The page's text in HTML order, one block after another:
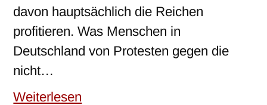
davon hauptsächlich die Reichen
profitieren. Was Menschen in
Deutschland von Protesten gegen die
nicht…
Weiterlesen